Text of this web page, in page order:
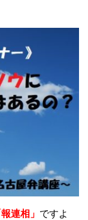
報連相」 ですよ